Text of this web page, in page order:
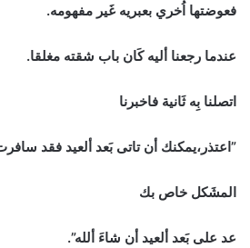
فعوضتها اُخري بعبريه غَير مفهومه.
عندما رجعنا أليه كَان باب شقته مغلقا.
اتصلنا بِه ثَانية فاخبرنا
”اعتذر،يمكنك أن تاتى بَعد ألعيد فقد
المشَكل خاص بك
عد على بَعد ألعيد أن شاءَ ألله”.